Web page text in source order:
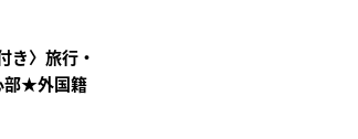
き〉旅行・
部★外国籍